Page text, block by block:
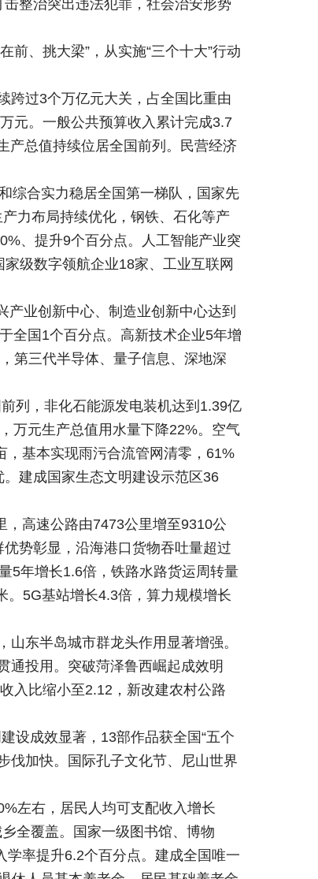
整治突出违法犯罪，社会治安形势
前、挑大梁”，从实施“三个十大”行动
过3个万亿元大关，占全国比重由
元。一般公共预算收入累计完成3.7
产总值持续位居全国前列。民营经济
综合实力稳居全国第一梯队，国家先
力布局持续优化，钢铁、石化等产
、提升9个百分点。人工智能产业突
级数字领航企业18家、工业互联网
业创新中心、制造业创新中心达到
全国1个百分点。高新技术企业5年增
第三代半导体、量子信息、深地深
列，非化石能源发电装机达到1.39亿
万元生产总值用水量下降22%。空气
基本实现雨污合流管网清零，61%
建成国家生态文明建设示范区36
高速公路由7473公里增至9310公
势彰显，沿海港口货物吞吐量超过
5年增长1.6倍，铁路水路货运周转量
。5G基站增长4.3倍，算力规模增长
东半岛城市群龙头作用显著增强。
通投用。突破菏泽鲁西崛起成效明
入比缩小至2.12，新改建农村公路
设成效显著，13部作品获全国“五个
伐加快。国际孔子文化节、尼山世界
左右，居民人均可支配收入增长
全覆盖。国家一级图书馆、博物
率提升6.2个百分点。建成全国唯一